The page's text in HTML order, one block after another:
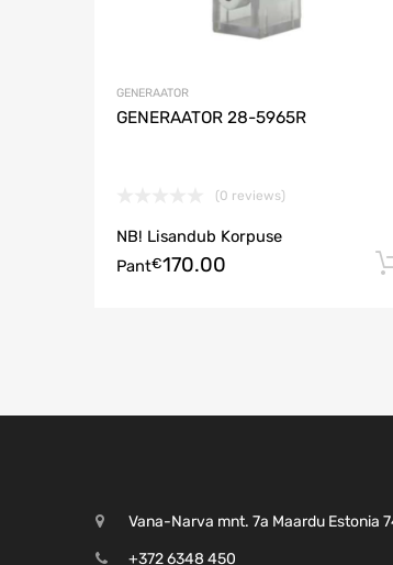
GENERAATOR
GENERAATOR 28-5965R
(0 reviews)
NB! Lisandub Korpuse
Pant€170.00
Vana-Narva mnt. 7a Maardu Estonia
+372 6348 450